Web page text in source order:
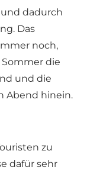
dadurch
Das
noch,
die
und die
Abend hinein.
zu
dafür sehr